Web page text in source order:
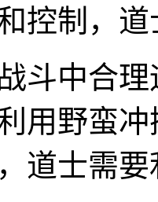
控制，
斗中合
用野蛮
道士需